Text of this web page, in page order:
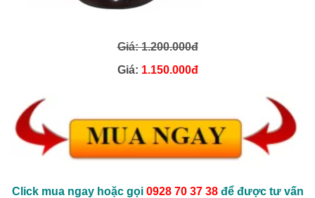
Giá: 1.200.000đ
Giá: 1.150.000đ
Click mua ngay hoặc gọi 0928 70 37 38 để được tư vấn